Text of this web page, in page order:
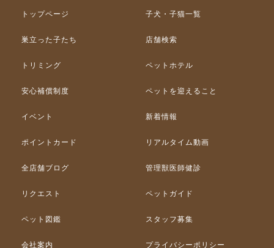
トップページ 子犬・子猫一覧
巣立った子たち 店舗検索
トリミング ペットホテル
安心補償制度 ペットを迎えること
イベント 新着情報
ポイントカード リアルタイム動画
全店舗ブログ 管理獣医師健診
リクエスト ペットガイド
ペット図鑑 スタッフ募集
会社案内 プライバシーポリシー